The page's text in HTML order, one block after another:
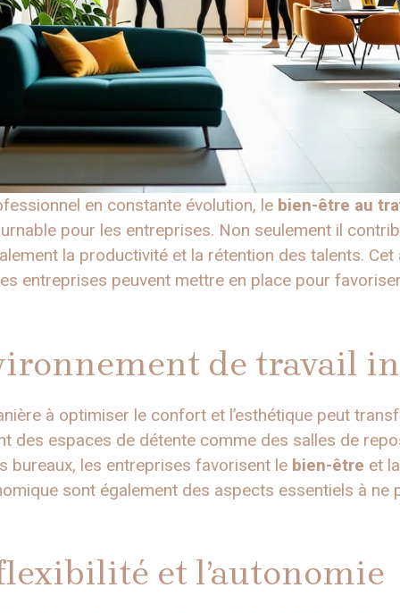
en constante évolution, le bien-être au
pour les entreprises. Non seulement il
la productivité et la rétention des talents.
entreprises peuvent mettre en place pour
de travail
à optimiser le confort et l’esthétique peut
des espaces de détente comme des salles de
bureaux, les entreprises favorisent le bien-être et
sont également des aspects essentiels à ne
et l’autonomie